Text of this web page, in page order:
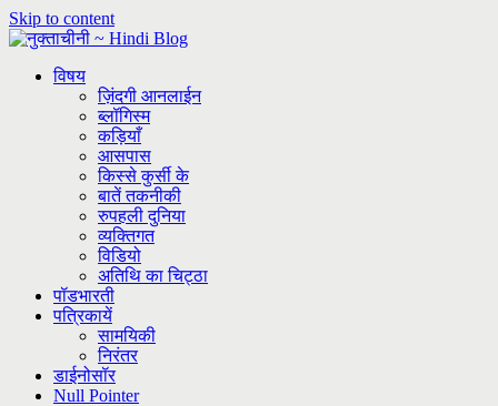
Skip to content
विषय
ज़िंदगी आनलाईन
ब्लॉगिस्म
कड़ियाँ
आसपास
किस्से कुर्सी के
बातें तकनीकी
रुपहली दुनिया
व्यक्तिगत
विडियो
अतिथि का चिट्ठा
पॉडभारती
पत्रिकायें
सामयिकी
निरंतर
डाईनोसॉर
Null Pointer